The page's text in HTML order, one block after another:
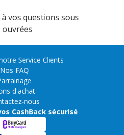
à vos questions sous
ouvrées
Service Clients
Nos FAQ
d'achat
nous
CashBack sécurisé